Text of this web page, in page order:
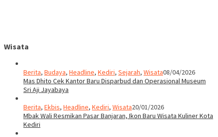
Wisata
Berita, Budaya, Headline, Kediri, Sejarah, Wisata08/04/2026
Mas Dhito Cek Kantor Baru Disparbud dan Operasional Museum
Sri Aji Jayabaya
Berita, Ekbis, Headline, Kediri, Wisata20/01/2026
Mbak Wali Resmikan Pasar Banjaran, Ikon Baru Wisata Kuliner Kota
Kediri